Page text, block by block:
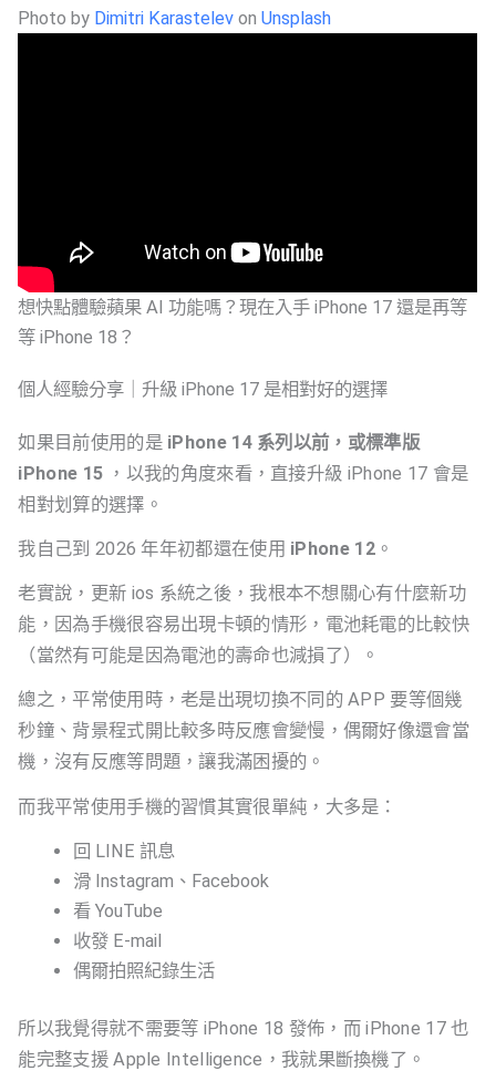
Photo by Dimitri Karastelev on Unsplash
想快點體驗蘋果 AI 功能嗎？現在入手 iPhone 17 還是再等
等 iPhone 18？
個人經驗分享｜升級 iPhone 17 是相對好的選擇
如果目前使用的是 iPhone 14 系列以前，或標準版
iPhone 15 ，以我的角度來看，直接升級 iPhone 17 會是
相對划算的選擇。
我自己到 2026 年年初都還在使用 iPhone 12。
老實說，更新 ios 系統之後，我根本不想關心有什麼新功
能，因為手機很容易出現卡頓的情形，電池耗電的比較快
（當然有可能是因為電池的壽命也減損了）。
總之，平常使用時，老是出現切換不同的 APP 要等個幾
秒鐘、背景程式開比較多時反應會變慢，偶爾好像還會當
機，沒有反應等問題，讓我滿困擾的。
而我平常使用手機的習慣其實很單純，大多是：
回 LINE 訊息
滑 Instagram、Facebook
看 YouTube
收發 E-mail
偶爾拍照紀錄生活
所以我覺得就不需要等 iPhone 18 發佈，而 iPhone 17 也
能完整支援 Apple Intelligence，我就果斷換機了。